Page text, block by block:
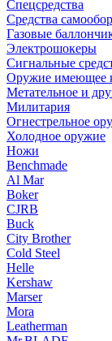
Спецсредства
Средства
Газовые
Электрошокеры
Сигнальные
Оружие имеющее
Метательное и
Милитария
Огнестрельное
Холодное оружие
Ножи
Benchmade
Al Mar
Boker
CJRB
Buck
City Brother
Cold Steel
Helle
Kershaw
Marser
Mora
Leatherman